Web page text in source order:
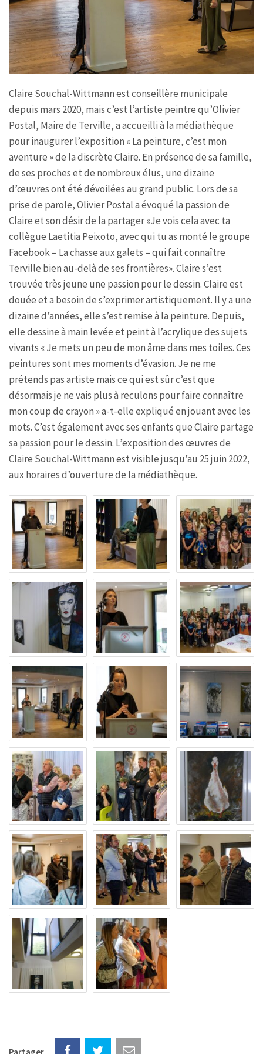
Claire Souchal-Wittmann est conseillère municipale
depuis mars 2020, mais c’est l’artiste peintre qu’Olivier
Postal, Maire de Terville, a accueilli à la médiathèque
pour inaugurer l’exposition « La peinture, c’est mon
aventure » de la discrète Claire. En présence de sa famille,
de ses proches et de nombreux élus, une dizaine
d’œuvres ont été dévoilées au grand public. Lors de sa
prise de parole, Olivier Postal a évoqué la passion de
Claire et son désir de la partager «Je vois cela avec ta
collègue Laetitia Peixoto, avec qui tu as monté le groupe
Facebook – La chasse aux galets – qui fait connaître
Terville bien au-delà de ses frontières». Claire s’est
trouvée très jeune une passion pour le dessin. Claire est
douée et a besoin de s’exprimer artistiquement. Il y a une
dizaine d’années, elle s’est remise à la peinture. Depuis,
elle dessine à main levée et peint à l’acrylique des sujets
vivants « Je mets un peu de mon âme dans mes toiles. Ces
peintures sont mes moments d’évasion. Je ne me
prétends pas artiste mais ce qui est sûr c’est que
désormais je ne vais plus à reculons pour faire connaître
mon coup de crayon » a-t-elle expliqué en jouant avec les
mots. C’est également avec ses enfants que Claire partage
sa passion pour le dessin. L’exposition des œuvres de
Claire Souchal-Wittmann est visible jusqu’au 25 juin 2022,
aux horaires d’ouverture de la médiathèque.